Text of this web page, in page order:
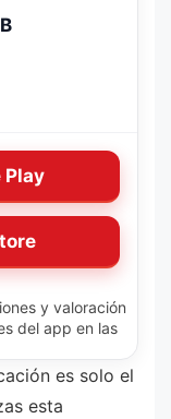
Play
y valoración
del app en las
es solo el
esta